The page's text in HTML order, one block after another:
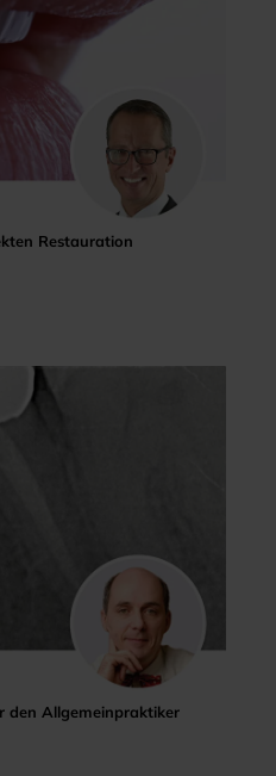
Restauration
den Allgemeinpraktiker